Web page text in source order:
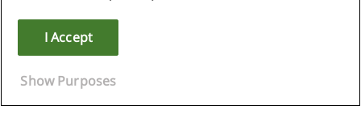
Copyright © Educaedu Business S.L. - CIF : B-95610580: -
I Accept
Show Purposes